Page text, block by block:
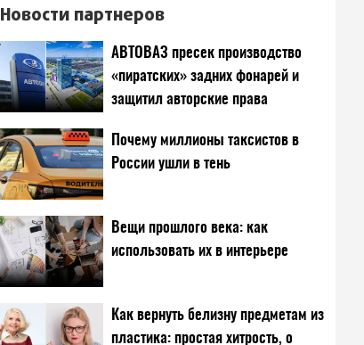
Новости партнеров
АВТОВАЗ пресек производство
«пиратских» задних фонарей и
защитил авторские права
Почему миллионы таксистов в
России ушли в тень
Вещи прошлого века: как
использовать их в интерьере
Как вернуть белизну предметам из
пластика: простая хитрость, о